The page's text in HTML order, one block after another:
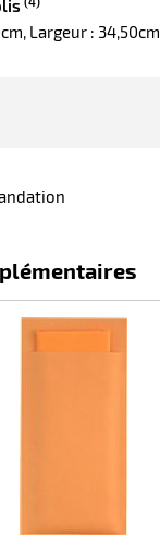
Largeur : 34,50cm